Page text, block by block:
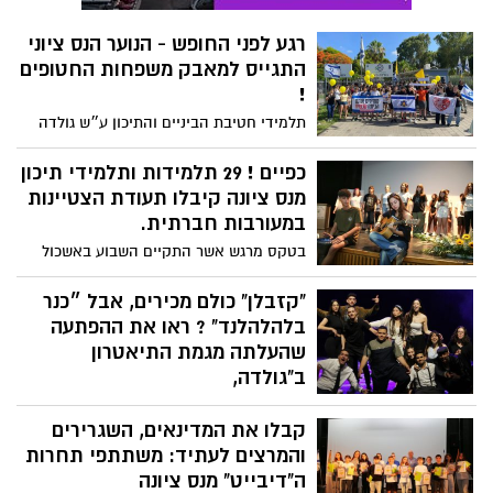
רגע לפני החופש - הנוער הנס ציוני
התגייס למאבק משפחות החטופים
!
תלמידי חטיבת הביניים והתיכון ע״ש גולדה
מאיר וחבריהם מתיכון פארק המדע יצאו
הבוקר ועמדו ליד שערי הכניסה לבתי הספר,
בקריאה להחזיר את כולם הביתה בחיים
ותחת המסר - "אנחנו יוצאים לחופש הגדול,
כפיים ! 29 תלמידות ותלמידי תיכון
מנס ציונה קיבלו תעודת הצטיינות
במעורבות חברתית.
בטקס מרגש אשר התקיים השבוע באשכול
פיס, במהלכו הוענקו תעודות ל 29 נערות
ונערים על פעילותם בתחומים רבים ומגוונים
וביניהם: סיוע לבני הגיל השלישי, לאוכלוסיות
עם צרכים מיוחדים, על פעילות בגני הילדים,
במרכזי הלמידה לתלמידי היסודי, פעילות
למען החיילים או למען משפחות
"קזבלן" כולם מכירים, אבל ״כנר
בלהלהלנד" ? ראו את ההפתעה
שהעלתה מגמת התיאטרון
ב"גולדה,
למרות השנה המאתגרת, הצליחה המגמה
להעלות של הפקות יוצאות מן הכלל: ההורים,
המורים והחברים של השחקנים, אשר הגיעו
לצפות בערב הריעו במחיאות כפיים סוערות
קבלו את המדינאים, השגרירים
והמרצים לעתיד: משתתפי תחרות
ה"דיבייט" מנס ציונה